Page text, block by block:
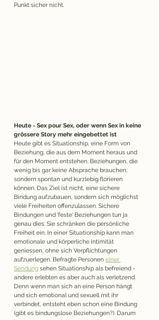
Punkt sicher nicht.
Heute - Sex pour Sex, oder wenn Sex in keine
grössere Story mehr eingebettet ist
Heute gibt es Situationship, eine Form von
Beziehung, die aus dem Moment heraus und
für den Moment entstehen. Beziehungen, die
wenig bis gar keine Absprache brauchen,
sondern spontan und kurzlebig florieren
können. Das Ziel ist nicht, eine sichere
Bindung aufzubauen, sondern sich möglichst
viele Freiheiten offenzulassen. Sichere
Bindungen und 'feste' Beziehungen tun ja
genau dies: Sie schränken die persönliche
Freiheit ein. In einer Situationship kann man
emotionale und körperliche Intimität
geniessen, ohne sich Verpflichtungen
aufzuerlegen. Befragte Personen einer
Sendung sehen Situationship als befreiend -
andere erlebten es aber auch als verletzend.
Denn wenn man sich an eine Person hängt
und sich emotional und sexuell mit ihr
verbindet, entsteht eben schon eine Bindung
(gibt es bindungslose Beziehungen?). Darum